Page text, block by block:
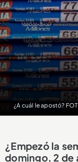
¿A cuál le apostó?
¿Empezó la
domingo, 2 de